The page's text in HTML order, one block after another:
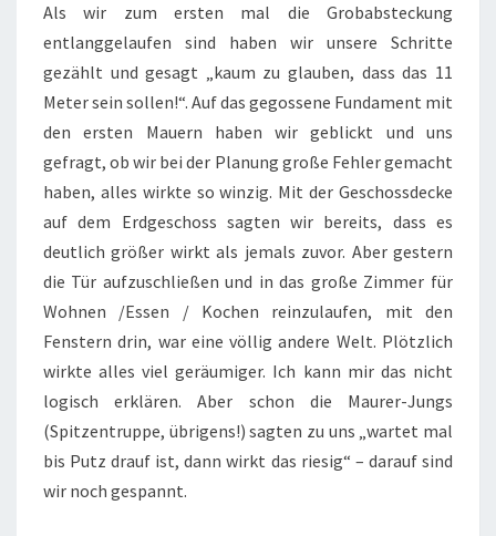
Als wir zum ersten mal die Grobabsteckung
entlanggelaufen sind haben wir unsere Schritte
gezählt und gesagt „kaum zu glauben, dass das 11
Meter sein sollen!“. Auf das gegossene Fundament mit
den ersten Mauern haben wir geblickt und uns
gefragt, ob wir bei der Planung große Fehler gemacht
haben, alles wirkte so winzig. Mit der Geschossdecke
auf dem Erdgeschoss sagten wir bereits, dass es
deutlich größer wirkt als jemals zuvor. Aber gestern
die Tür aufzuschließen und in das große Zimmer für
Wohnen /Essen / Kochen reinzulaufen, mit den
Fenstern drin, war eine völlig andere Welt. Plötzlich
wirkte alles viel geräumiger. Ich kann mir das nicht
logisch erklären. Aber schon die Maurer-Jungs
(Spitzentruppe, übrigens!) sagten zu uns „wartet mal
bis Putz drauf ist, dann wirkt das riesig“ – darauf sind
wir noch gespannt.